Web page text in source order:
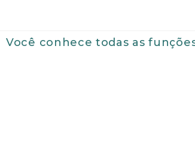
Você conhece todas as